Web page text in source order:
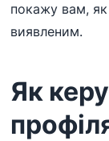
покажу вам,
виявленим.
Як